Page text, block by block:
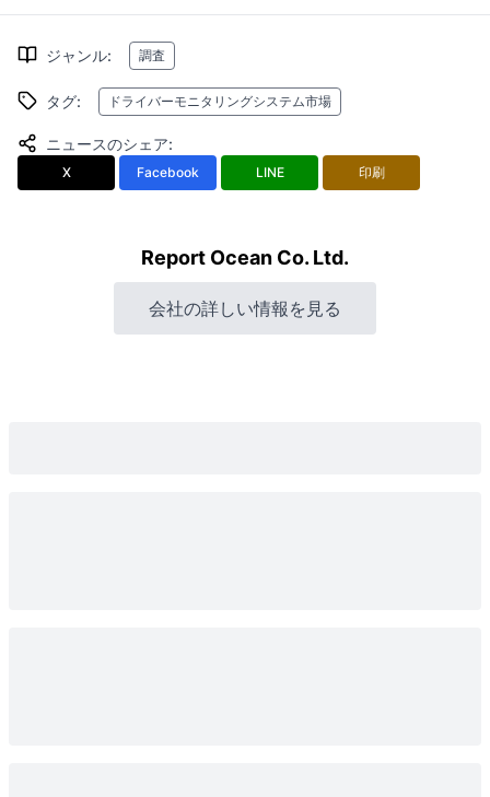
ジャンル: 調査
タグ: ドライバーモニタリングシステム市場
ニュースのシェア:
X Facebook LINE 印刷
Report Ocean Co. Ltd.
会社の詳しい情報を見る